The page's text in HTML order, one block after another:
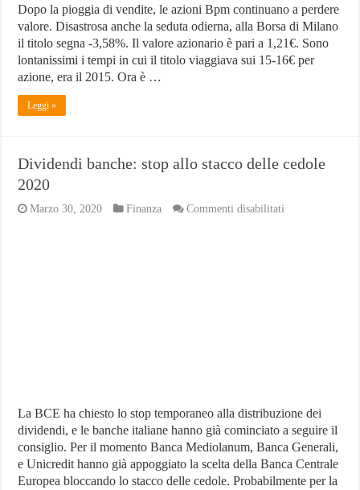
Dopo la pioggia di vendite, le azioni Bpm continuano a perdere
valore. Disastrosa anche la seduta odierna, alla Borsa di Milano
il titolo segna -3,58%. Il valore azionario è pari a 1,21€. Sono
lontanissimi i tempi in cui il titolo viaggiava sui 15-16€ per
azione, era il 2015. Ora è …
Leggi »
Dividendi banche: stop allo stacco delle cedole
2020
Marzo 30, 2020 Finanza Commenti disabilitati
La BCE ha chiesto lo stop temporaneo alla distribuzione dei
dividendi, e le banche italiane hanno già cominciato a seguire il
consiglio. Per il momento Banca Mediolanum, Banca Generali,
e Unicredit hanno già appoggiato la scelta della Banca Centrale
Europea bloccando lo stacco delle cedole. Probabilmente per la